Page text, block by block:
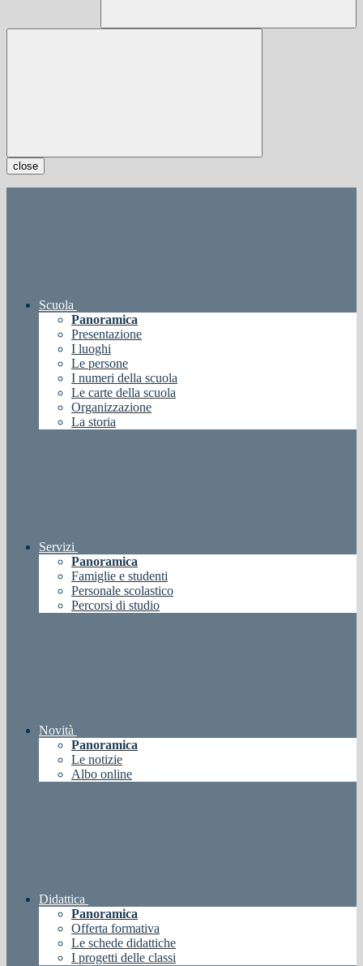
close
Scuola
Panoramica
Presentazione
I luoghi
Le persone
I numeri della scuola
Le carte della scuola
Organizzazione
La storia
Servizi
Panoramica
Famiglie e studenti
Personale scolastico
Percorsi di studio
Novità
Panoramica
Le notizie
Albo online
Didattica
Panoramica
Offerta formativa
Le schede didattiche
I progetti delle classi